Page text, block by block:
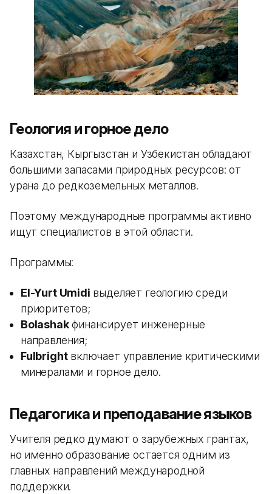
Геология и горное дело
Казахстан, Кыргызстан и Узбекистан обладают
большими запасами природных ресурсов: от
урана до редкоземельных металлов.
Поэтому международные программы активно
ищут специалистов в этой области.
Программы:
El-Yurt Umidi выделяет геологию среди
приоритетов;
Bolashakфинансирует инженерные
направления;
Fulbrightвключает управление критическими
минералами и горное дело.
Педагогика и преподавание языков
Учителя редко думают о зарубежных грантах,
но именно образование остается одним из
главных направлений международной
поддержки.